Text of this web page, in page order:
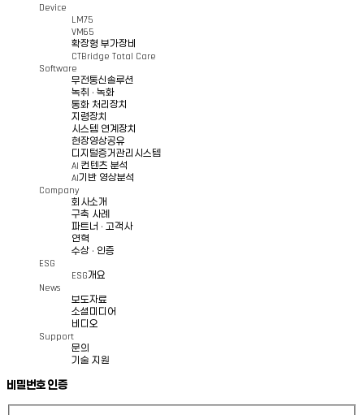
Device
LM75
VM65
확장형 부가장비
CTBridge Total Care
Software
무전통신솔루션
녹취 · 녹화
통화 처리장치
지령장치
시스템 연계장치
현장영상공유
디지털증거관리시스템
AI 컨텐츠 분석
AI기반 영상분석
Company
회사소개
구축 사례
파트너 · 고객사
연혁
수상 · 인증
ESG
ESG개요
News
보도자료
소셜미디어
비디오
Support
문의
기술 지원
비밀번호 인증